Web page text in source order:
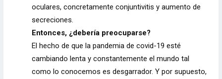
oculares, concretamenteconjuntivitis y aumento de
secreciones.
Entonces, ¿debería preocuparse?
El hecho de que la pandemia de covid-19 esté
cambiando lenta y constantemente el mundo tal
como lo conocemos es desgarrador. Y por supuesto,